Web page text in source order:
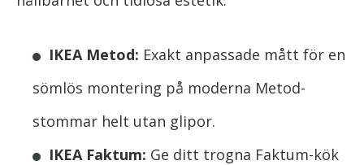
IKEA Metod: Exakt anpassade mått för en
sömlös montering på moderna Metod-
stommar helt utan glipor.
IKEA Faktum: Ge ditt trogna Faktum-kök